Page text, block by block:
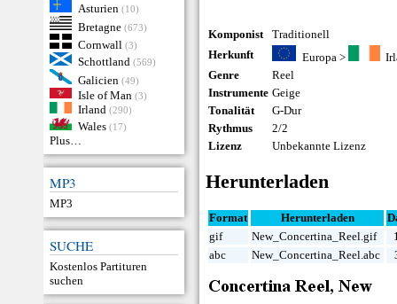
Asturien (10)
Bretagne (673)
Cornwall (3)
Schottland (569)
Galicien (49)
Isle of Man (3)
Irland (290)
Wales (17)
Plus…
MP3
MP3
SUCHE
Kostenlos Partituren
suchen
Komponist
Traditionell
Herkunft
Europa>
Genre
Reel
Instrumente Geige
Tonalität
G-Dur
Rythmus
2/2
Lizenz
Unbekannte Lizenz
Herunterladen
Format Herunterladen
gif
New_Concertina_Reel.gif
abc
New_Concertina_Reel.abc